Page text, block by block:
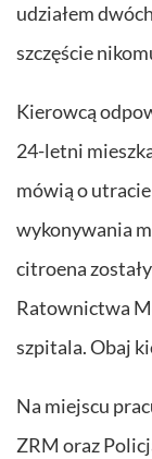
udziałem
szczęście
Kierowcą
24-letni
mówią o
wykonywania
citroena
Ratownictwa
szpitala. Obaj
Na miejscu
ZRM oraz